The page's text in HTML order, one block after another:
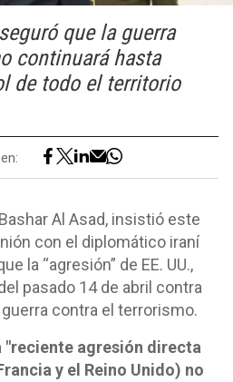
que la guerra
continuará hasta
de todo el territorio
Al Asad, insistió este
con el diplomático iraní
la “agresión” de EE. UU.,
pasado 14 de abril contra
contra el terrorismo.
"reciente agresión directa
y el Reino Unido) no